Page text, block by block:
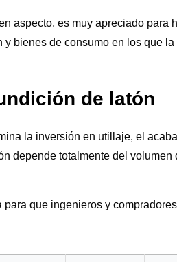
aspecto, es muy apreciado para
bienes de consumo en los que
de latón
la inversión en utillaje, el
depende totalmente del volumen
que ingenieros y